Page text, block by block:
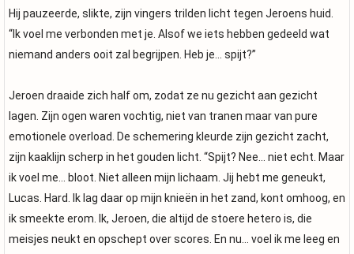
Hij pauzeerde, slikte, zijn vingers trilden licht tegen Jeroens huid.
“Ik voel me verbonden met je. Alsof we iets hebben gedeeld wat
niemand anders ooit zal begrijpen. Heb je… spijt?”
Jeroen draaide zich half om, zodat ze nu gezicht aan gezicht
lagen. Zijn ogen waren vochtig, niet van tranen maar van pure
emotionele overload. De schemering kleurde zijn gezicht zacht,
zijn kaaklijn scherp in het gouden licht. “Spijt? Nee… niet echt. Maar
ik voel me… bloot. Niet alleen mijn lichaam. Jij hebt me geneukt,
Lucas. Hard. Ik lag daar op mijn knieën in het zand, kont omhoog, en
ik smeekte erom. Ik, Jeroen, die altijd de stoere hetero is, die
meisjes neukt en opschept over scores. En nu… voel ik me leeg en